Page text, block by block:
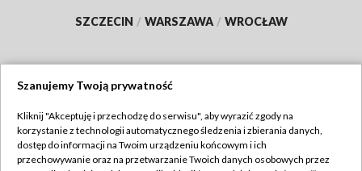
SZCZECIN / WARSZAWA / WROCŁAW
TVP
Abonament TVP
Regulamin TVP
Szanujemy Twoją prywatność
Kliknij "Akceptuję i przechodzę do serwisu", aby wyrazić zgody na
korzystanie z technologii automatycznego śledzenia i zbierania danych,
dostęp do informacji na Twoim urządzeniu końcowym i ich
przechowywanie oraz na przetwarzanie Twoich danych osobowych przez